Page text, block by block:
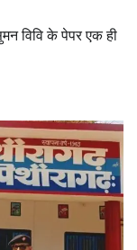
विवि के पेपर एक ही